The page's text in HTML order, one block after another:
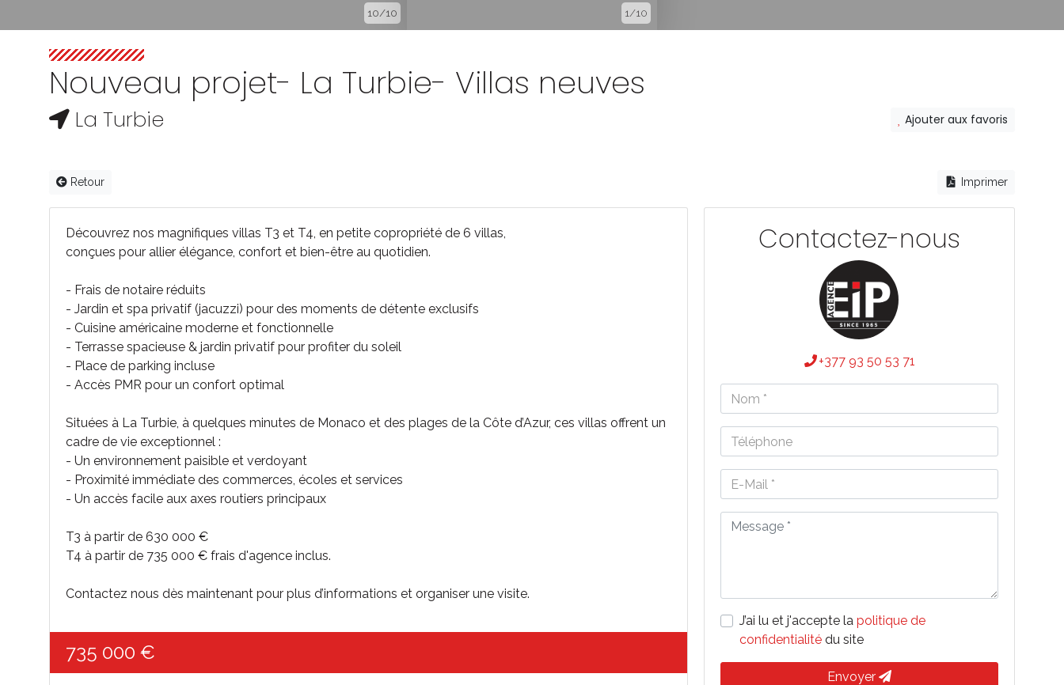
10/10 1/10
Nouveau projet- La Turbie- Villas neuves
La Turbie Ajouter aux favoris
Retour Imprimer
Découvrez nos magnifiques villas T3 et T4, en petite copropriété de 6 villas,
conçues pour allier élégance, confort et bien-être au quotidien.
- Frais de notaire réduits
- Jardin et spa privatif (jacuzzi) pour des moments de détente exclusifs
- Cuisine américaine moderne et fonctionnelle
- Terrasse spacieuse & jardin privatif pour profiter du soleil
- Place de parking incluse
- Accès PMR pour un confort optimal
Situées à La Turbie, à quelques minutes de Monaco et des plages de la Côte d’Azur, ces villas offrent un
cadre de vie exceptionnel :
- Un environnement paisible et verdoyant
- Proximité immédiate des commerces, écoles et services
- Un accès facile aux axes routiers principaux
T3 à partir de 630 000 €
T4 à partir de 735 000 € frais d'agence inclus.
Contactez nous dès maintenant pour plus d’informations et organiser une visite.
735 000 €
Contactez-nous
+377 93 50 53 71
J’ai lu et j'accepte la politique de
confidentialitédu site
Envoyer